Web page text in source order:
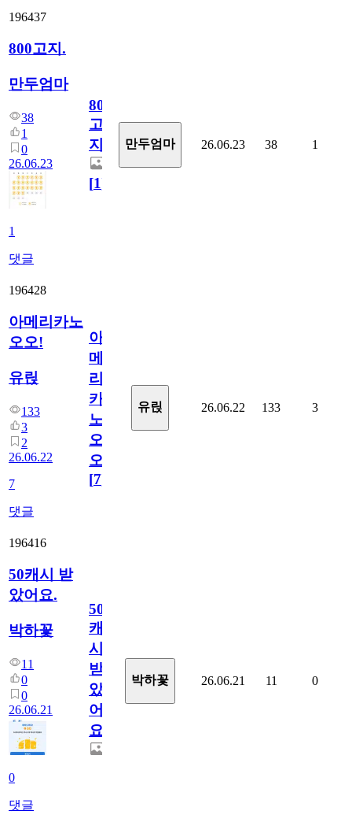
196437
800고지.
만두엄마
38
1
0
26.06.23
1
댓글
800
고
지.
[1]
만두엄마 26.06.23 38 1
196428
아메리카노
오오!
유릱
133
3
2
26.06.22
7
댓글
아
메
리
카
노
오
오!
[7]
유릱 26.06.22 133 3
196416
50캐시 받
았어요.
박하꽃
11
0
0
26.06.21
0
댓글
50
캐
시
받
았
어
요.
박하꽃 26.06.21 11 0